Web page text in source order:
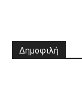
Δημοφιλή